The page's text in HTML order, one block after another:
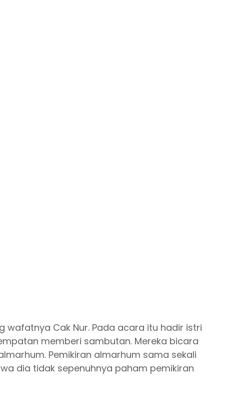
wafatnya Cak Nur. Pada acara itu hadir istri
memberi sambutan. Mereka bicara
Pemikiran almarhum sama sekali
dia tidak sepenuhnya paham pemikiran